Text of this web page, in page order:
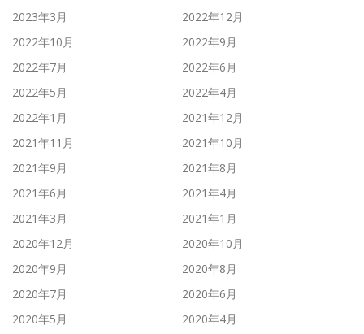
2023年3月
2022年12月
2022年10月
2022年9月
2022年7月
2022年6月
2022年5月
2022年4月
2022年1月
2021年12月
2021年11月
2021年10月
2021年9月
2021年8月
2021年6月
2021年4月
2021年3月
2021年1月
2020年12月
2020年10月
2020年9月
2020年8月
2020年7月
2020年6月
2020年5月
2020年4月